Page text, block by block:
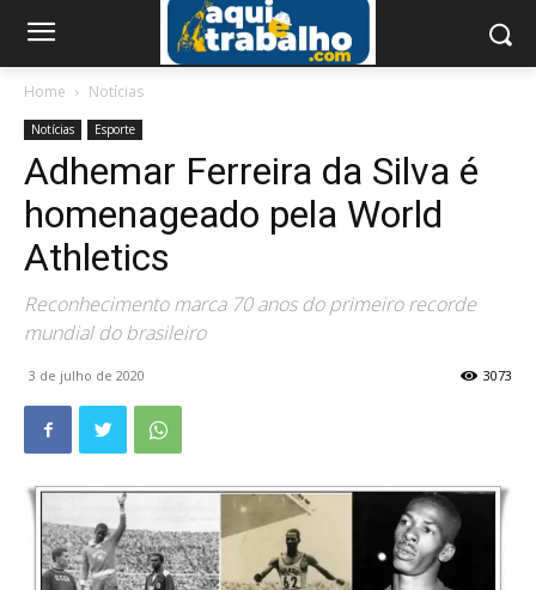
Home Notícias
Notícias Esporte
Adhemar Ferreira da Silva é
homenageado pela World
Athletics
Reconhecimento marca 70 anos do primeiro recorde
mundial do brasileiro
3 de julho de 2020 3073